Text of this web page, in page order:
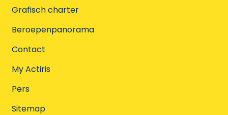
Grafisch charter
Beroepenpanorama
Contact
My Actiris
Pers
Sitemap